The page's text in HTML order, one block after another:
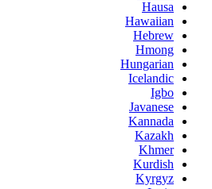
Hausa
Hawaiian
Hebrew
Hmong
Hungarian
Icelandic
Igbo
Javanese
Kannada
Kazakh
Khmer
Kurdish
Kyrgyz